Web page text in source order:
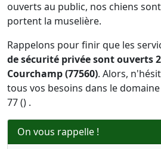
ouverts au public, nos chiens
portent la muselière.
Rappelons pour finir que les
de sécurité privée sont ouverts
Courchamp (77560). Alors,
tous vos besoins dans le
77 () .
On vous rappelle !